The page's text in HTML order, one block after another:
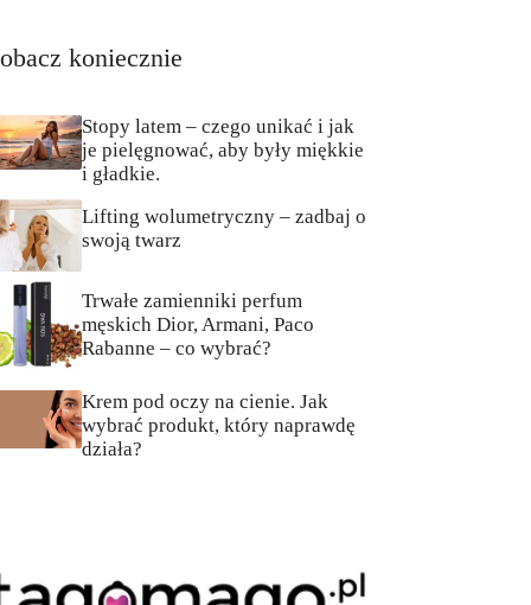
koniecznie
Stopy latem – czego unikać i jak
je pielęgnować, aby były miękkie
i gładkie.
Lifting wolumetryczny – zadbaj o
swoją twarz
Trwałe zamienniki perfum
męskich Dior, Armani, Paco
Rabanne – co wybrać?
Krem pod oczy na cienie. Jak
wybrać produkt, który naprawdę
działa?